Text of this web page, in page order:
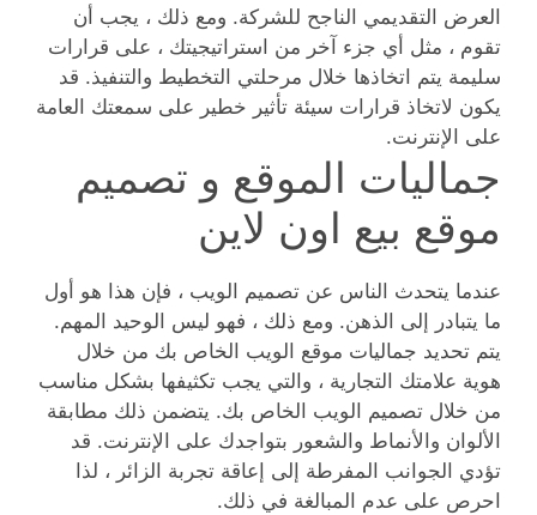
العرض التقديمي الناجح للشركة. ومع ذلك ، يجب أن
تقوم ، مثل أي جزء آخر من استراتيجيتك ، على قرارات
سليمة يتم اتخاذها خلال مرحلتي التخطيط والتنفيذ. قد
يكون لاتخاذ قرارات سيئة تأثير خطير على سمعتك العامة
على الإنترنت.
جماليات الموقع و تصميم
موقع بيع اون لاين
عندما يتحدث الناس عن تصميم الويب ، فإن هذا هو أول
ما يتبادر إلى الذهن. ومع ذلك ، فهو ليس الوحيد المهم.
يتم تحديد جماليات موقع الويب الخاص بك من خلال
هوية علامتك التجارية ، والتي يجب تكثيفها بشكل مناسب
من خلال تصميم الويب الخاص بك. يتضمن ذلك مطابقة
الألوان والأنماط والشعور بتواجدك على الإنترنت. قد
تؤدي الجوانب المفرطة إلى إعاقة تجربة الزائر ، لذا
احرص على عدم المبالغة في ذلك.